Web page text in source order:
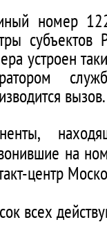
номер
субъектов
устроен
вызов.
на
центр
всех